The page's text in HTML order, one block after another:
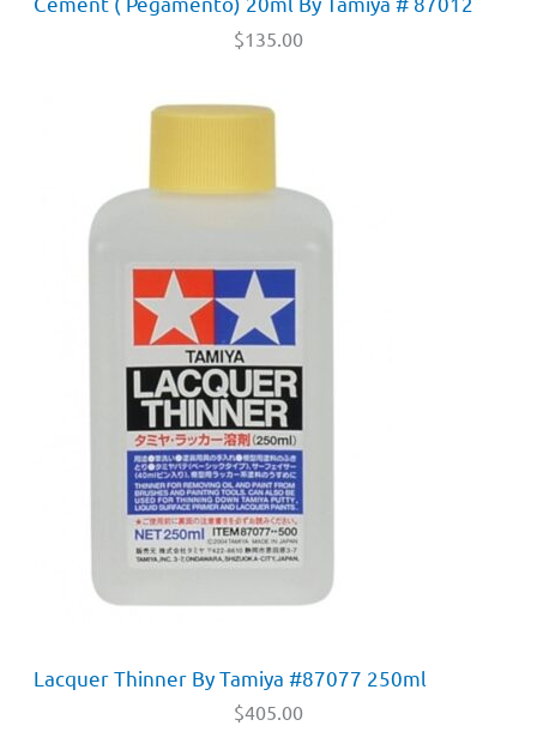
$135.00
Lacquer Thinner By Tamiya #87077 250ml
$405.00